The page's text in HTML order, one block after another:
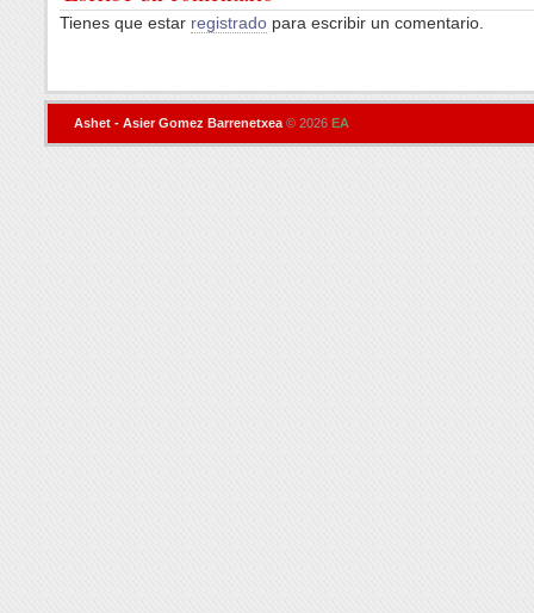
Tienes que estar registrado para escribir un comentario.
Ashet - Asier Gomez Barrenetxea © 2026 EA